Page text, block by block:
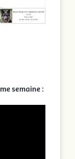
semaine :